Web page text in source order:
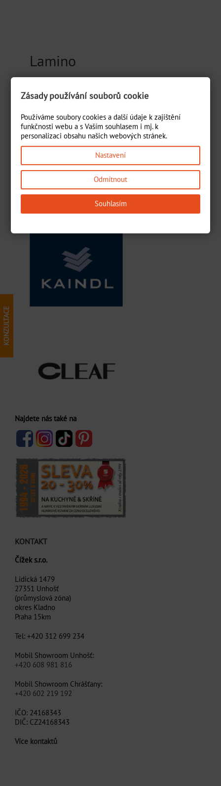
Lamino
Aktuální kolekce:
Najdete nás také na
KONTAKT
Čížek s.r.o.
Lidická 1479
27351 Unhošť
(průmyslová zóna)
okres Kladno
Praha 15km
Tel: +420 312 699 234
Mobil Showroom Unhošť:
+420 608 981 816
Mobil Showroom Chrášťany:
+420 602 219 192
IČO: 24168343
DIČ: CZ24168343
Více kontaktů
Zásady používání souborů cookie
Používáme soubory cookies a další údaje k zajištění
funkčnosti webu a s Vaším souhlasem i mj. k
personalizaci obsahu našich webových stránek.
Nastavení
Odmítnout
Souhlasím